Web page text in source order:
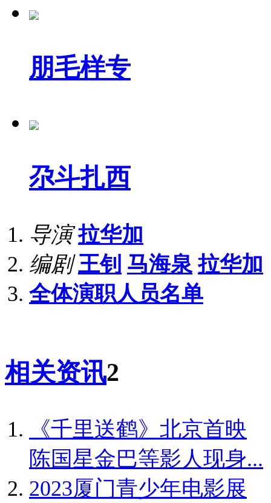
朋毛样专
尕斗扎西
导演 拉华加
编剧 王钊 马海泉 拉华加
全体演职人员名单
相关资讯2
《千里送鹤》北京首映
陈国星金巴等影人现身...
2023厦门青少年电影展